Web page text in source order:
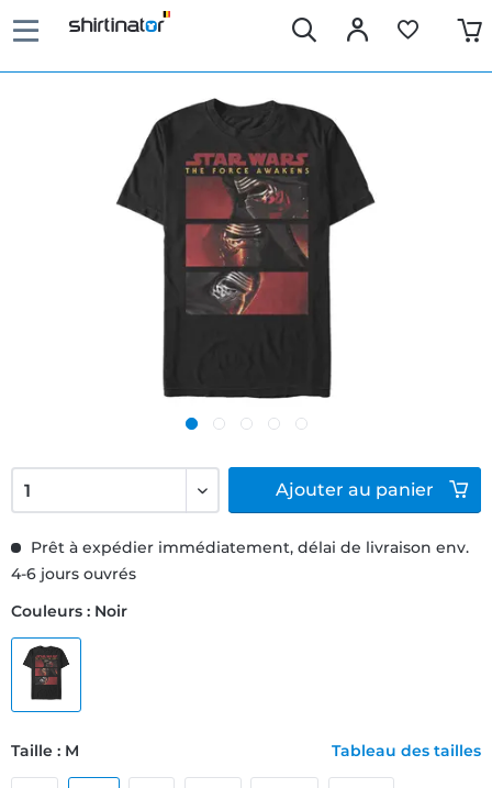
Prêt à expédier immédiatement, délai de livraison env.
4-6 jours ouvrés
Couleurs : Noir
Taille : M Tableau des tailles
Ajouter au panier